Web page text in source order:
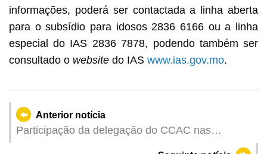
informações, poderá ser contactada a linha aberta
para o subsídio para idosos 2836 6166 ou a linha
especial do IAS 2836 7878, podendo também ser
consultado o websitedo IAS www.ias.gov.mo.
Anterior notícia
Participação da delegação do CCAC nas
reuniões da GlobE Network das Nações Unidas